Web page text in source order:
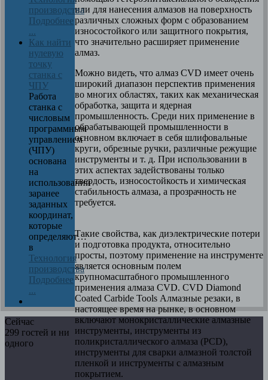
или для нанесения алмазов на поверхность
различных сложных форм с образованием
износостойкого или защитного покрытия,
что значительно расширяет применение
алмаз.
Можно видеть, что алмаз CVD имеет очень
широкий диапазон перспектив применения
во многих областях, таких как механическая
обработка, защита и ядерная
промышленность. Среди них применение в
обрабатывающей промышленности в
основном включает в себя шлифовальные
круги, обрезные ручки, различные режущие
инструменты и т. д. При использовании в
этих аспектах задействованы только
твердость, износостойкость и химическая
стабильность алмаза, а прозрачность не
требуется.
Такие свойства, как диэлектрические потери
и подготовка продукта, относительно
просты, поэтому применение на инструменте
является основным полем
крупномасштабного промышленного
применения алмаза CVD. CVD Diamond
Coated Carbide Tools Алмазные резаки, в
настоящее время на рынке, в основном
включают монокристаллические алмазные
инструменты, инструменты из
поликристаллического алмаза (PCD),
инструменты для сварки алмазной толстой
пленкой и инструменты с алмазным
покрытием.
производства
Подробнее
...
Как найти
нулевую
точку
станка с
ЧПУ
Работа
станка с
числовым
программным
управлением
(ЧПУ)
основана
на
использовании
заранее
заданных
координат,
которые
определяют…
в
Технология
производства
Подробнее
...
Сейчас
299 гостей и ни
одного